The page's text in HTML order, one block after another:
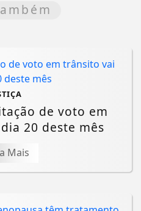
de voto em
20 deste mês
Mais